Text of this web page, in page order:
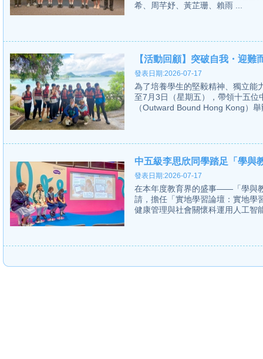
希、周芊妤、黃芷珊、賴雨 ...
【活動回顧】突破自我・迎
發表日期:2026-07-17
為了培養學生的堅毅精神、獨立能
至7月3日（星期五），帶領十五
（Outward Bound Hong Kong）
中五級李思欣同學踏足「學與
發表日期:2026-07-17
在本年度教育界的盛事——「學與
請，擔任「實地學習論壇：實地學
健康管理與社會關懷科運用人工智